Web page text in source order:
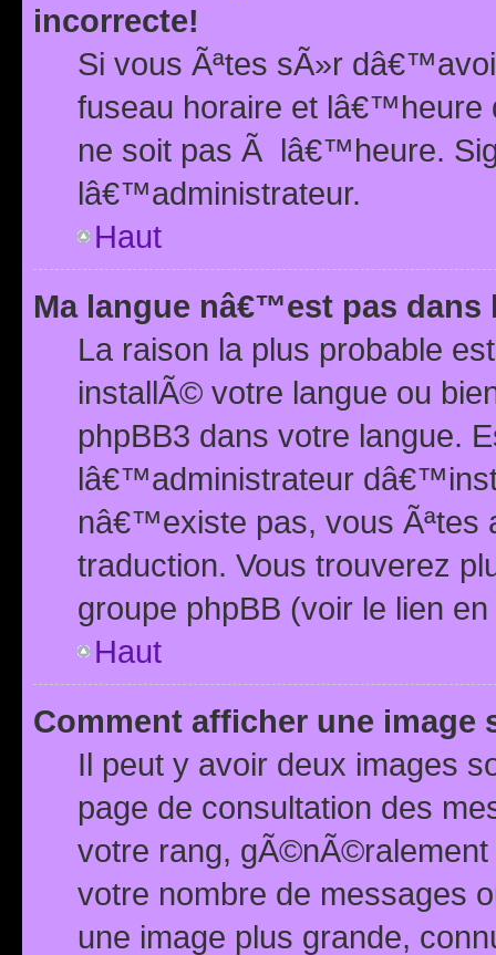
incorrecte!
Si vous Ãªtes sÃ»r
fuseau horaire et
ne soit pas Ã lâ€™heure.
lâ€™administrateur.
Haut
Ma langue nâ€™est pas dans
La raison la plus probable
installÃ© votre langue ou
phpBB3 dans votre langue.
lâ€™administrateur
nâ€™existe pas, vous Ãªtes
traduction. Vous trouverez
groupe phpBB (voir le lien
Haut
Comment afficher une image
Il peut y avoir deux images
page de consultation des
votre rang,
votre nombre de messages
une image plus grande,